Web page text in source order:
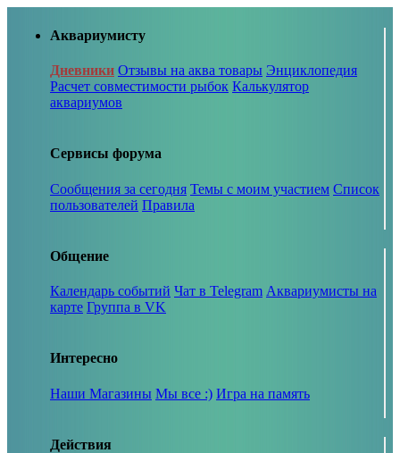
Аквариумисту
Дневники Отзывы на аква товары Энциклопедия
Расчет совместимости рыбок Калькулятор
аквариумов
Сервисы форума
Сообщения за сегодня Темы с моим участием Список
пользователей Правила
Общение
Календарь событий Чат в Telegram Аквариумисты на
карте Группа в VK
Интересно
Наши Магазины Мы все :) Игра на память
Действия